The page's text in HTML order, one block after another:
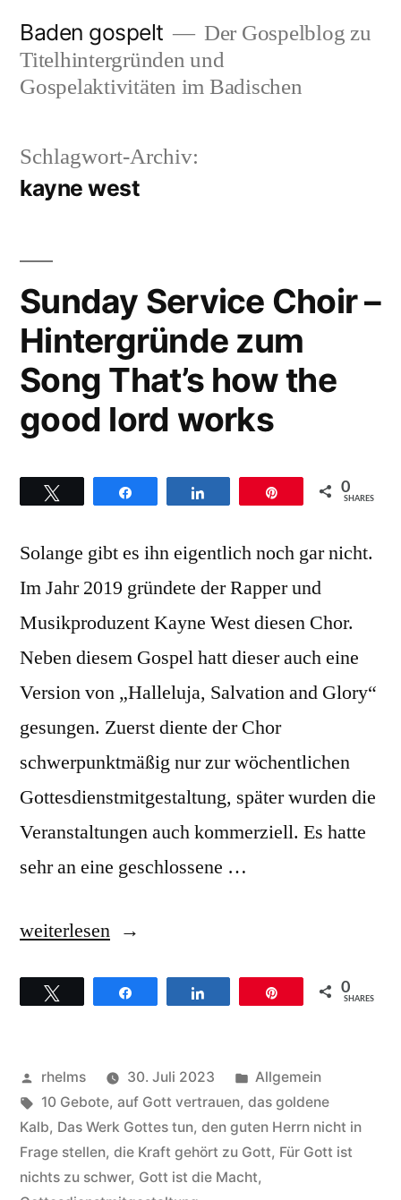
Inhalt
springen
Baden gospelt
Der Gospelblog zu
Titelhintergründen und
Gospelaktivitäten im Badischen
Schlagwort-Archiv:
kayne west
Sunday Service Choir –
Hintergründe zum
Song That’s how the
good lord works
0
SHARES
Solange gibt es ihn eigentlich noch gar nicht.
Im Jahr 2019 gründete der Rapper und
Musikproduzent Kayne West diesen Chor.
Neben diesem Gospel hatt dieser auch eine
Version von „Halleluja, Salvation and Glory“
gesungen. Zuerst diente der Chor
schwerpunktmäßig nur zur wöchentlichen
Gottesdienstmitgestaltung, später wurden die
Veranstaltungen auch kommerziell. Es hatte
sehr an eine geschlossene …
„Sunday
Choir
Hintergründe
zum
Song
That’s
weiterlesen
0
SHARES
Veröffentlicht
von
rhelms 30. Juli 2023
Veröffentlicht
unter
Allgemein
Schlagwörter:
10 Gebote, auf Gott vertrauen, das goldene
Kalb, Das Werk Gottes tun, den guten Herrn nicht in
Frage stellen, die Kraft gehört zu Gott, Für Gott ist
nichts zu schwer, Gott ist die Macht,